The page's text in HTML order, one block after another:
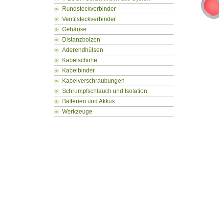
Rundsteckverbinder
Ventilsteckverbinder
Gehäuse
Distanzbolzen
Aderendhülsen
Kabelschuhe
Kabelbinder
Kabelverschraubungen
Schrumpfschlauch und Isolation
Batterien und Akkus
Werkzeuge